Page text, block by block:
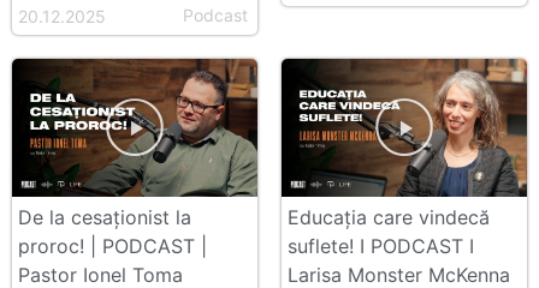
20.12.2025 Podcast
De la cesaționist la
proroc! | PODCAST |
Pastor Ionel Toma
Educația care vindecă
suflete! I PODCAST I
Larisa Monster McKenna